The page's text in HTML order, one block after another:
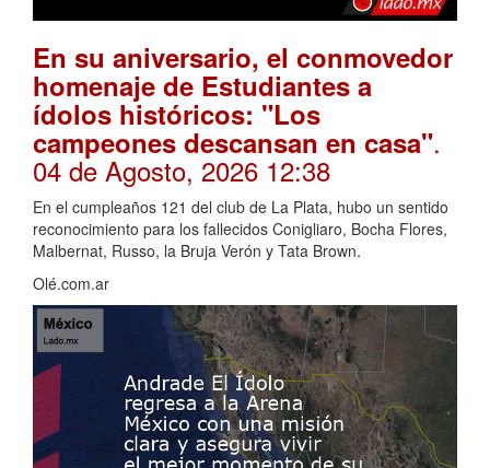
En su aniversario, el conmovedor
homenaje de Estudiantes a
ídolos históricos: "Los
campeones descansan en casa".
04 de Agosto, 2026 12:38
En el cumpleaños 121 del club de La Plata, hubo un sentido
reconocimiento para los fallecidos Conigliaro, Bocha Flores,
Malbernat, Russo, la Bruja Verón y Tata Brown.
Olé.com.ar